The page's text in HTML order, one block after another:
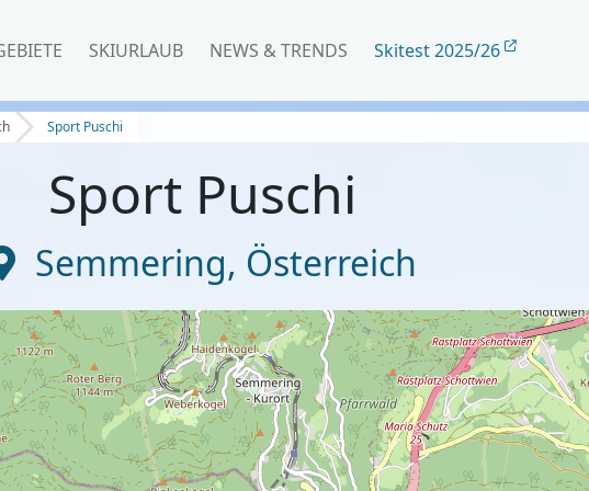
SKIURLAUB NEWS & TRENDS Skitest 2025/26
Sport Puschi
Sport Puschi
Semmering, Österreich